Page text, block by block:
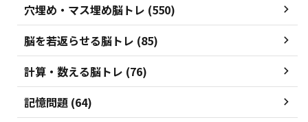
穴埋め・マス埋め脳トレ (550)
脳を若返らせる脳トレ (85)
計算・数える脳トレ (76)
記憶問題 (64)